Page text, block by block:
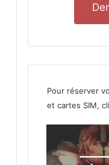
Pour réserver
et cartes SIM,